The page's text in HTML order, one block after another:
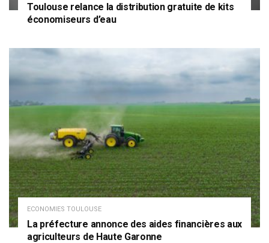
Toulouse relance la distribution gratuite de kits
économiseurs d’eau
ECONOMIES TOULOUSE
La préfecture annonce des aides financières aux
agriculteurs de Haute Garonne